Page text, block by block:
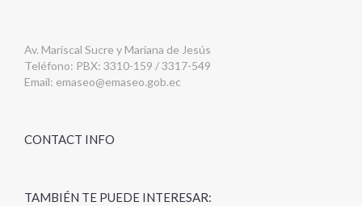
Av. Mariscal Sucre y Mariana de Jesús
Teléfono: PBX: 3310-159 / 3317-549
Email: emaseo@emaseo.gob.ec
CONTACT INFO
TAMBIÉN TE PUEDE INTERESAR: